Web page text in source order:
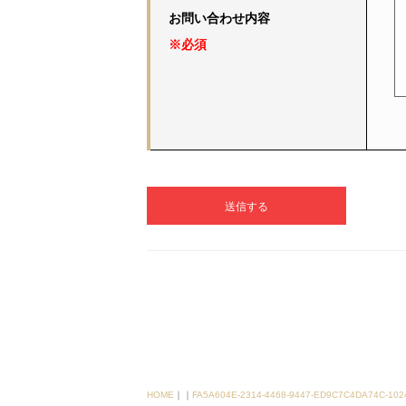
お問い合わせ内容
※必須
HOME ｜ ｜ FA5A604E-2314-4468-9447-ED9C7C4DA74C-